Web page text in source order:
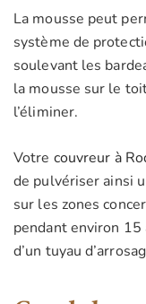
La mousse peut
système de
soulevant les
la mousse sur le
l’éliminer.
Votre couvreur à
de pulvériser ainsi
sur les zones
pendant environ 15
d’un tuyau